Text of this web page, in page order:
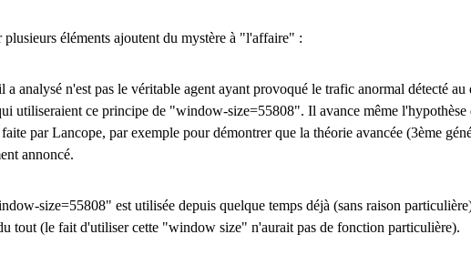
éléments ajoutent du mystère à "l'affaire" :
analysé n'est pas le véritable agent ayant provoqué le trafic anormal détecté
utiliseraient ce principe de "window-size=55808". Il avance même l'hypothèse
par Lancope, par exemple pour démontrer que la théorie avancée (3ème
annoncé.
size=55808" est utilisée depuis quelque temps déjà (sans raison
tout (le fait d'utiliser cette "window size" n'aurait pas de fonction particulière).